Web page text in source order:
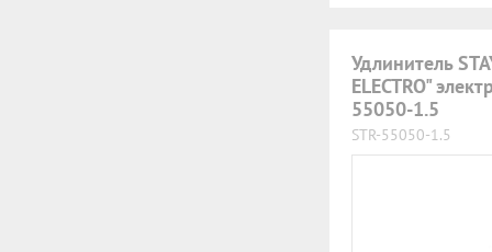
Удлинитель
ELECTRO"
55050-1.5
STR-55050-1.5